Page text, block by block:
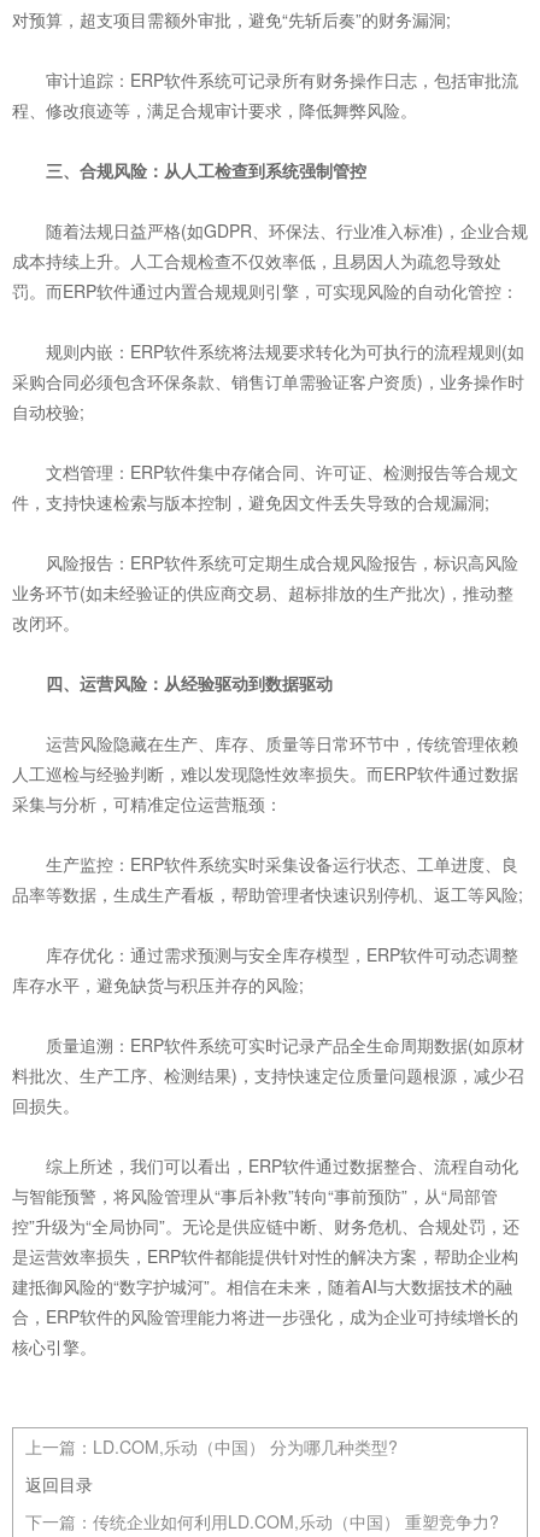
对预算，超支项目需额外审批，避免“先斩后奏”的财务漏洞;
审计追踪：ERP软件系统可记录所有财务操作日志，包括审批流
程、修改痕迹等，满足合规审计要求，降低舞弊风险。
三、合规风险：从人工检查到系统强制管控
随着法规日益严格(如GDPR、环保法、行业准入标准)，企业合规
成本持续上升。人工合规检查不仅效率低，且易因人为疏忽导致处
罚。而ERP软件通过内置合规规则引擎，可实现风险的自动化管控：
规则内嵌：ERP软件系统将法规要求转化为可执行的流程规则(如
采购合同必须包含环保条款、销售订单需验证客户资质)，业务操作时
自动校验;
文档管理：ERP软件集中存储合同、许可证、检测报告等合规文
件，支持快速检索与版本控制，避免因文件丢失导致的合规漏洞;
风险报告：ERP软件系统可定期生成合规风险报告，标识高风险
业务环节(如未经验证的供应商交易、超标排放的生产批次)，推动整
改闭环。
四、运营风险：从经验驱动到数据驱动
运营风险隐藏在生产、库存、质量等日常环节中，传统管理依赖
人工巡检与经验判断，难以发现隐性效率损失。而ERP软件通过数据
采集与分析，可精准定位运营瓶颈：
生产监控：ERP软件系统实时采集设备运行状态、工单进度、良
品率等数据，生成生产看板，帮助管理者快速识别停机、返工等风险;
库存优化：通过需求预测与安全库存模型，ERP软件可动态调整
库存水平，避免缺货与积压并存的风险;
质量追溯：ERP软件系统可实时记录产品全生命周期数据(如原材
料批次、生产工序、检测结果)，支持快速定位质量问题根源，减少召
回损失。
综上所述，我们可以看出，ERP软件通过数据整合、流程自动化
与智能预警，将风险管理从“事后补救”转向“事前预防”，从“局部管
控”升级为“全局协同”。无论是供应链中断、财务危机、合规处罚，还
是运营效率损失，ERP软件都能提供针对性的解决方案，帮助企业构
建抵御风险的“数字护城河”。相信在未来，随着AI与大数据技术的融
合，ERP软件的风险管理能力将进一步强化，成为企业可持续增长的
核心引擎。
上一篇： LD.COM,乐动（中国） 分为哪几种类型?
返回目录
下一篇： 传统企业如何利用LD.COM,乐动（中国） 重塑竞争力?